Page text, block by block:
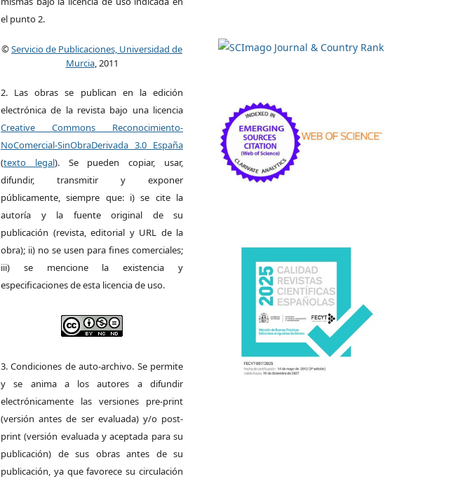
el punto 2.
©Servicio de Publicaciones, Universidad de
Murcia, 2011
2. Las obras se publican en la edición
electrónica de la revista bajo una licencia
Creative Commons Reconocimiento-
NoComercial-SinObraDerivada 3.0 España
(texto legal). Se pueden copiar, usar,
difundir, transmitir y exponer
públicamente, siempre que: i) se cite la
autoría y la fuente original de su
publicación (revista, editorial y URL de la
obra); ii) no se usen para fines comerciales;
iii) se mencione la existencia y
especificaciones de esta licencia de uso.
3. Condiciones de auto-archivo. Se permite
y se anima a los autores a difundir
electrónicamente las versiones pre-print
(versión antes de ser evaluada) y/o post-
print (versión evaluada y aceptada para su
publicación) de sus obras antes de su
publicación, ya que favorece su circulación